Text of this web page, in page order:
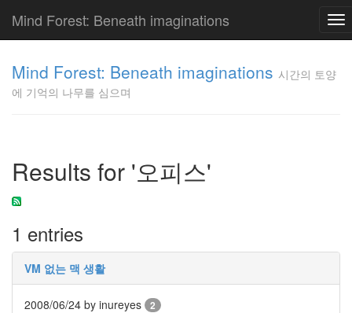
Mind Forest: Beneath imaginations
Mind Forest: Beneath imaginations 시간의 토양
에 기억의 나무를 심으며
Results for '오피스'
1 entries
VM 없는 맥 생활
2008/06/24 by inureyes 2
이
의
글
단
상
덕
질
의